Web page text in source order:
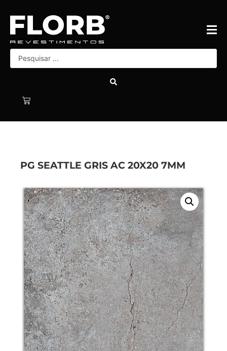
PG SEATTLE GRIS AC 20X20 7MM